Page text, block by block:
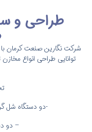
طراحی و
شرکت نگارین صنعت کرمان با
توانایی طراحی انواع
-دو دستگاه شل
– دو